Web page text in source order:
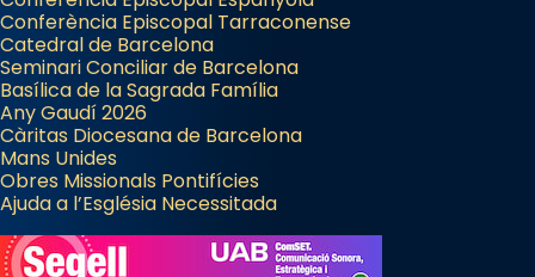
Conferència Episcopal Tarraconense
Catedral de Barcelona
Seminari Conciliar de Barcelona
Basílica de la Sagrada Família
Any Gaudí 2026
Càritas Diocesana de Barcelona
Mans Unides
Obres Missionals Pontifícies
Ajuda a l’Església Necessitada